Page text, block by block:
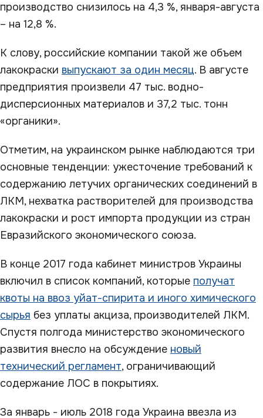
производство снизилось на 4,3 %, января-августа
– на 12,8 %.
К слову, российские компании такой же объем
лакокраски выпускают за один месяц. В августе
предприятия произвели 47 тыс. водно-
дисперсионных материалов и 37,2 тыс. тонн
«органики».
Отметим, на украинском рынке наблюдаются три
основные тенденции: ужесточение требований к
содержанию летучих органических соединений в
ЛКМ, нехватка растворителей для производства
лакокраски и рост импорта продукции из стран
Евразийского экономического союза.
В конце 2017 года кабинет министров Украины
включил в список компаний, которые получат
квоты на ввоз уйат-спирита и иного химического
сырья без уплаты акциза, производителей ЛКМ.
Спустя полгода министерство экономического
развития внесло на обсуждение новый
технический регламент, ограничивающий
содержание ЛОС в покрытиях.
За январь - июль 2018 года Украина ввезла из